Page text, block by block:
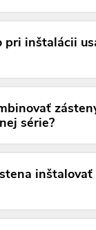
pri inštalácii
série?